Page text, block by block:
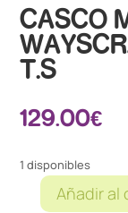
CASCO
T.S
129.00€
1 disponibles
CASCOAñadir al